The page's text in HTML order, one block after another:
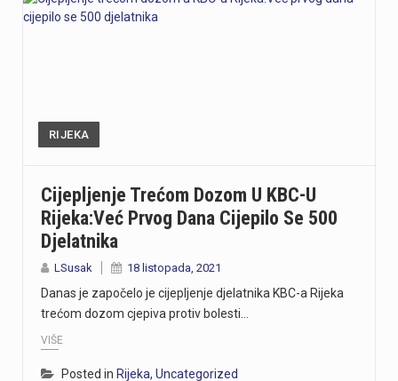
RIJEKA
Cijepljenje Trećom Dozom U KBC-U
Rijeka:Već Prvog Dana Cijepilo Se 500
Djelatnika
LSusak 18 listopada, 2021
Danas je započelo je cijepljenje djelatnika KBC-a Rijeka
trećom dozom cjepiva protiv bolesti…
VIŠE
Posted in Rijeka, Uncategorized